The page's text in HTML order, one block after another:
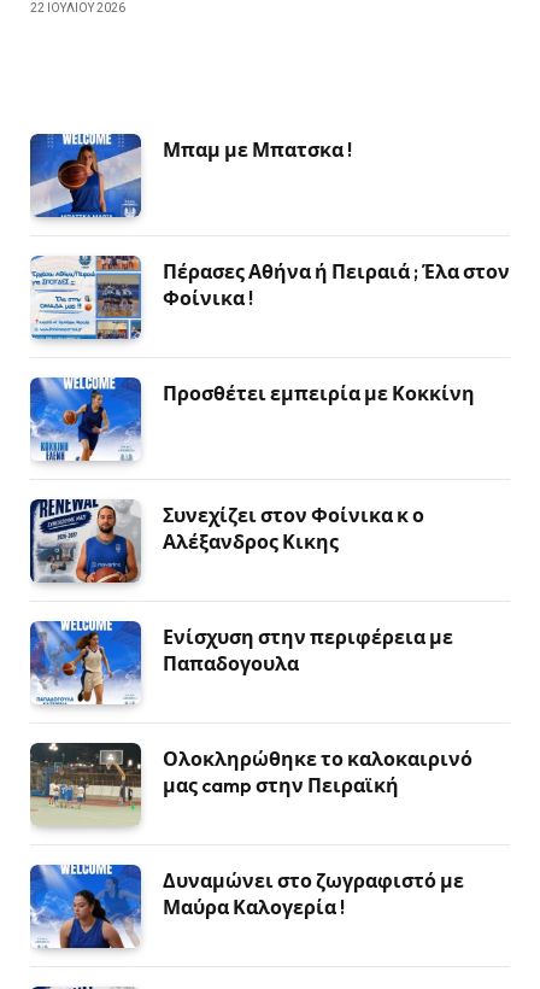
22 ΙΟΥΛΊΟΥ 2026
Μπαμ με Μπατσκα !
Πέρασες Αθήνα ή Πειραιά ; Έλα στον
Φοίνικα !
Προσθέτει εμπειρία με Κοκκίνη
Συνεχίζει στον Φοίνικα κ ο
Αλέξανδρος Κικης
Ενίσχυση στην περιφέρεια με
Παπαδογουλα
Ολοκληρώθηκε το καλοκαιρινό
μας camp στην Πειραϊκή
Δυναμώνει στο ζωγραφιστό με
Μαύρα Καλογερία !